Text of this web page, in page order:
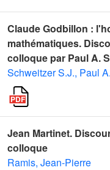
Claude Godbillon :
mathématiques.
colloque par Paul A.
Schweitzer S.J., Paul A.
Jean Martinet.
colloque
Ramis, Jean-Pierre